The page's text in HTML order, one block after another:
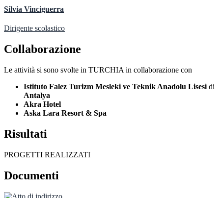
Silvia Vinciguerra
Dirigente scolastico
Collaborazione
Le attività si sono svolte in TURCHIA in collaborazione con
Istituto Falez Turizm Mesleki ve Teknik Anadolu Lisesi di
Antalya
Akra Hotel
Aska Lara Resort & Spa
Risultati
PROGETTI REALIZZATI
Documenti